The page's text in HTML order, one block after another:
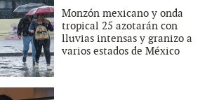
Monzón mexicano y onda
tropical 25 azotarán con
lluvias intensas y granizo a
varios estados de México